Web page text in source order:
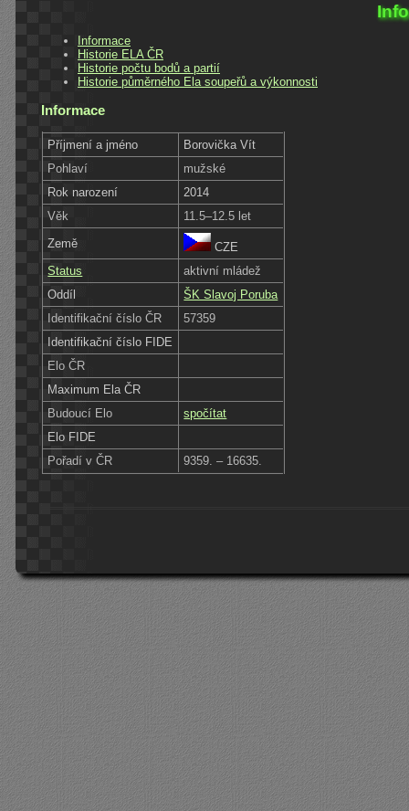
Informace
Historie ELA ČR
Historie počtu bodů a partií
Historie půměrného Ela soupeřů a výkonnosti
Informace
Příjmení a jméno
Borovička Vít
Pohlaví
mužské
Rok narození
2014
Věk
11.5–12.5 let
Země
CZE
Status
aktivní mládež
Oddíl
ŠK Slavoj Poruba
Identifikační číslo ČR
57359
Identifikační číslo FIDE
Elo ČR
Maximum Ela ČR
Budoucí Elo
spočítat
Elo FIDE
Pořadí v ČR
9359. – 16635.